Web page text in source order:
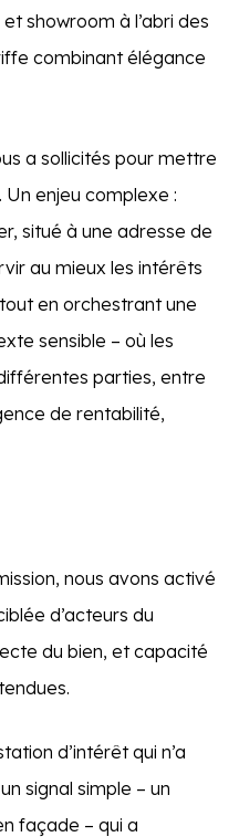
showroom à l’abri des
combinant élégance
a sollicités pour mettre
enjeu complexe :
situé à une adresse de
au mieux les intérêts
en orchestrant une
sensible – où les
parties, entre
de rentabilité,
nous avons activé
d’acteurs du
du bien, et capacité
d’intérêt qui n’a
signal simple – un
façade – qui a